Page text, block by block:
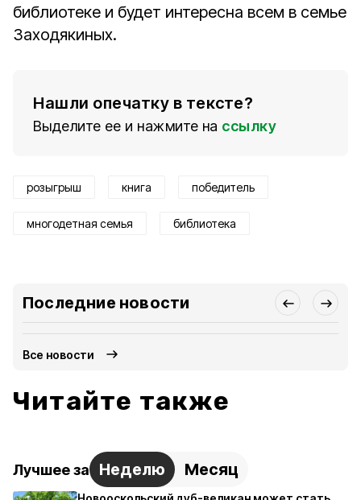
библиотеке и будет интересна всем в семье
Заходякиных.
Нашли опечатку в тексте?
Выделите ее и нажмите на ссылку
розыгрыш книга победитель
многодетная семья библиотека
Последние новости
Все новости
Читайте также
Лучшее за Неделю Месяц